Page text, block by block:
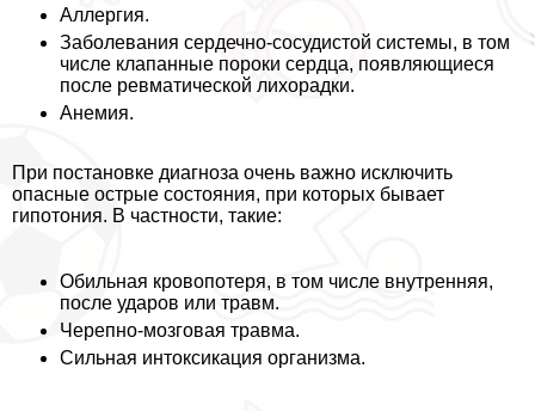
Аллергия.
Заболевания сердечно-сосудистой системы, в том
числе клапанные пороки сердца, появляющиеся
после ревматической лихорадки.
Анемия.
При постановке диагноза очень важно исключить
опасные острые состояния, при которых бывает
гипотония. В частности, такие:
Обильная кровопотеря, в том числе внутренняя,
после ударов или травм.
Черепно-мозговая травма.
Сильная интоксикация организма.